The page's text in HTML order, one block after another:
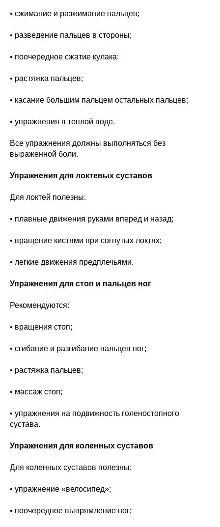
• сжимание и разжимание пальцев;
• разведение пальцев в стороны;
• поочередное сжатие кулака;
• растяжка пальцев;
• касание большим пальцем остальных пальцев;
• упражнения в теплой воде.
Все упражнения должны выполняться без
выраженной боли.
Упражнения для локтевых суставов
Для локтей полезны:
• плавные движения руками вперед и назад;
• вращение кистями при согнутых локтях;
• легкие движения предплечьями.
Упражнения для стоп и пальцев ног
Рекомендуются:
• вращения стоп;
• сгибание и разгибание пальцев ног;
• растяжка пальцев;
• массаж стоп;
• упражнения на подвижность голеностопного
сустава.
Упражнения для коленных суставов
Для коленных суставов полезны:
• упражнение «велосипед»;
• поочередное выпрямление ног;